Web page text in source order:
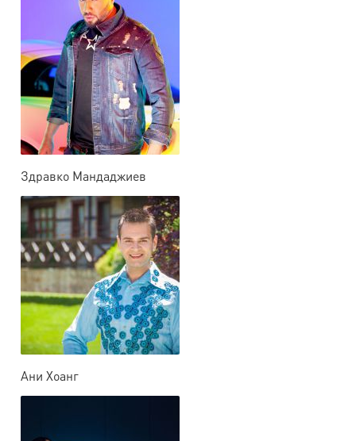
Здравко Мандаджиев
Ани Хоанг